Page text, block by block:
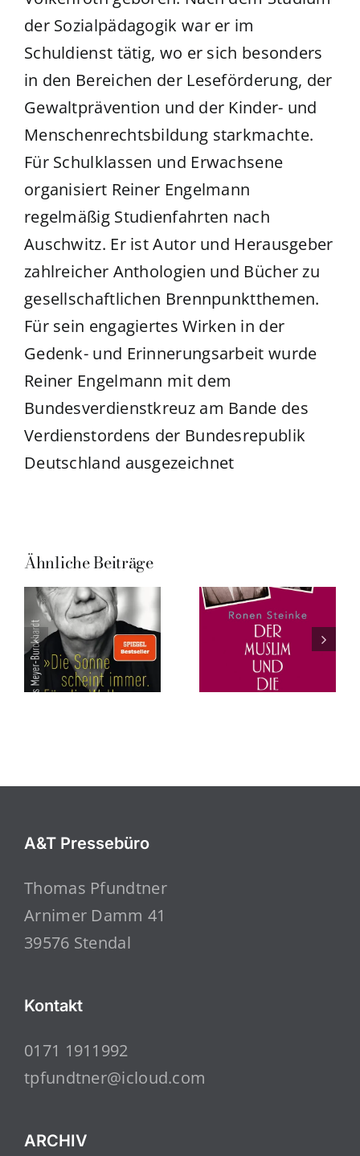
der Sozialpädagogik war er im
Schuldienst tätig, wo er sich besonders
in den Bereichen der Leseförderung, der
Gewaltprävention und der Kinder- und
Menschenrechtsbildung starkmachte.
Für Schulklassen und Erwachsene
organisiert Reiner Engelmann
regelmäßig Studienfahrten nach
Auschwitz. Er ist Autor und Herausgeber
zahlreicher Anthologien und Bücher zu
gesellschaftlichen Brennpunktthemen.
Für sein engagiertes Wirken in der
Gedenk- und Erinnerungsarbeit wurde
Reiner Engelmann mit dem
Bundesverdienstkreuz am Bande des
Verdienstordens der Bundesrepublik
Deutschland ausgezeichnet
Ähnliche Beiträge
A&T Pressebüro
Thomas Pfundtner
Arnimer Damm 41
39576 Stendal
Kontakt
0171 1911992
tpfundtner@icloud.com
ARCHIV